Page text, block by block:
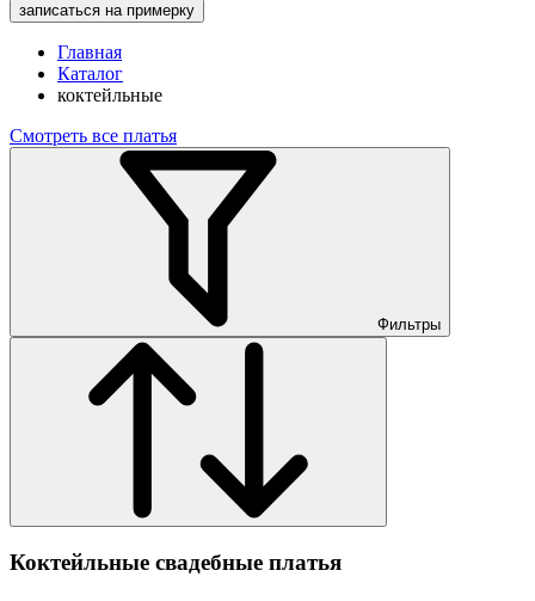
записаться на примерку
Главная
Каталог
коктейльные
Смотреть все платья
Фильтры
Коктейльные свадебные платья